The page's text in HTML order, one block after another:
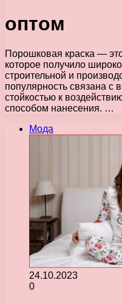
оптом
Порошковая краска —
которое получило
строительной и
популярность связана с
стойкостью к
способом нанесения. …
Мода
24.10.2023
0